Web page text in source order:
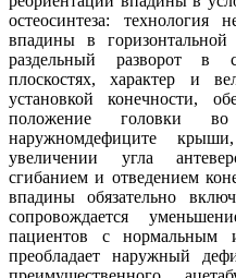
остеосинтеза: технология
впадины в горизонтальной
раздельный разворот в
плоскостях, характер и
установкой конечности,
положение головки
наружномдефиците
увеличении угла
сгибанием и отведением
впадины обязательно
сопровождается
пациентов с
преобладает наружный